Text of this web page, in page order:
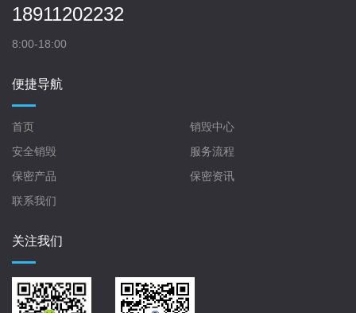
18911202232
8:00-18:00
便捷导航
首页
销毁中心
安全销毁
服务流程
保密产品
保密资讯
联系我们
关注我们